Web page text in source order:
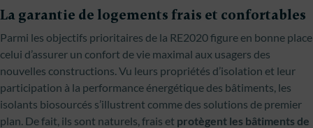
La garantie de logements frais et confortables
Parmi les objectifs prioritaires de la RE2020 figure en bonne place
celui d’assurer un confort de vie maximal aux usagers des
nouvelles constructions. Vu leurs propriétés d’isolation et leur
participation à la performance énergétique des bâtiments, les
isolants biosourcés s’illustrent comme des solutions de premier
plan. De fait, ils sont naturels, frais et protègent les bâtiments de